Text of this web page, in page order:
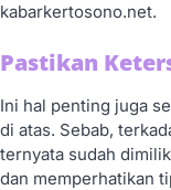
kabarkertosono.net.
Pastikan
Ini hal penting juga
di atas. Sebab,
ternyata sudah
dan memperhatikan